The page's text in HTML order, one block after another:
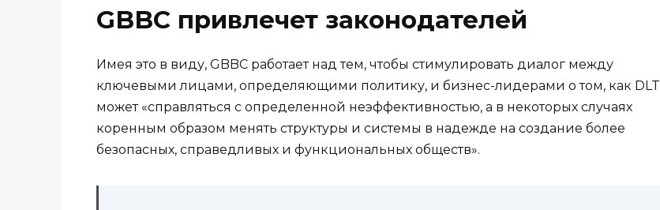
GBBC привлечет законодателей
Имея это в виду, GBBC работает над тем, чтобы стимулировать диалог между
ключевыми лицами, определяющими политику, и бизнес-лидерами о том, как DLT
может «справляться с определенной неэффективностью, а в некоторых случаях
коренным образом менять структуры и системы в надежде на создание более
безопасных, справедливых и функциональных обществ».